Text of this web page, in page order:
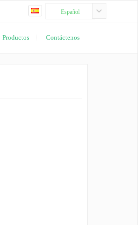
Español
Productos Contáctenos